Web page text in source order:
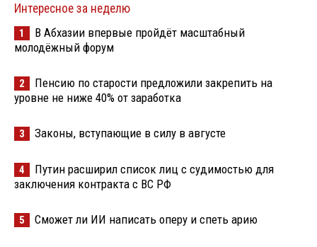
Интересное за неделю
1
В Абхазии впервые пройдёт масштабный
молодёжный форум
2
Пенсию по старости предложили закрепить на
уровне не ниже 40% от заработка
3 Законы, вступающие в силу в августе
4
Путин расширил список лиц с судимостью для
заключения контракта с ВС РФ
5 Сможет ли ИИ написать оперу и спеть арию